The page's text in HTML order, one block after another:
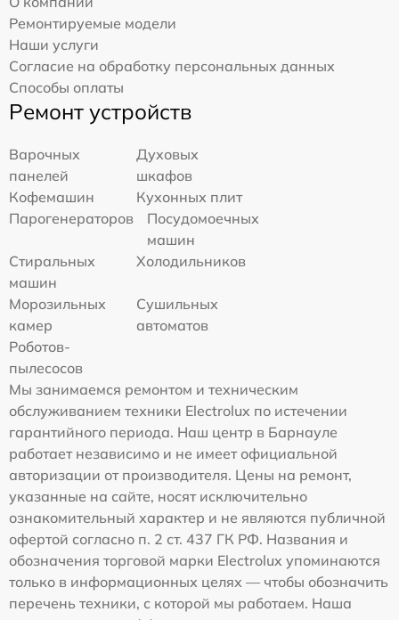
Ремонтируемые модели
Наши услуги
Согласие на обработку персональных данных
Способы оплаты
Ремонт устройств
Варочных
панелей
Духовых
шкафов
Кофемашин
Кухонных плит
Парогенераторов
Посудомоечных
машин
Стиральных
машин
Холодильников
Морозильных
камер
Сушильных
автоматов
Роботов-
пылесосов
Мы занимаемся ремонтом и техническим
обслуживанием техники Electrolux по истечении
гарантийного периода. Наш центр в Барнауле
работает независимо и не имеет официальной
авторизации от производителя. Цены на ремонт,
указанные на сайте, носят исключительно
ознакомительный характер и не являются публичной
офертой согласно п. 2 ст. 437 ГК РФ. Названия и
обозначения торговой марки Electrolux упоминаются
только в информационных целях — чтобы обозначить
перечень техники, с которой мы работаем. Наша